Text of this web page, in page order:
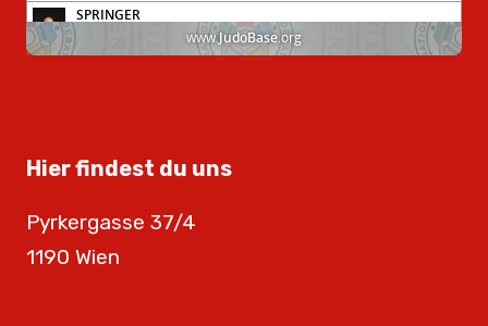
Hier findest du uns
Pyrkergasse 37/4
1190 Wien